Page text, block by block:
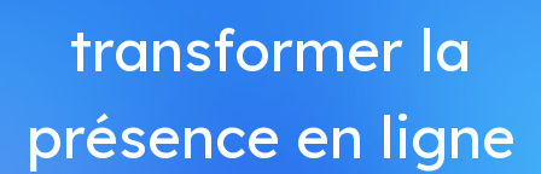
transformer la
présence en ligne